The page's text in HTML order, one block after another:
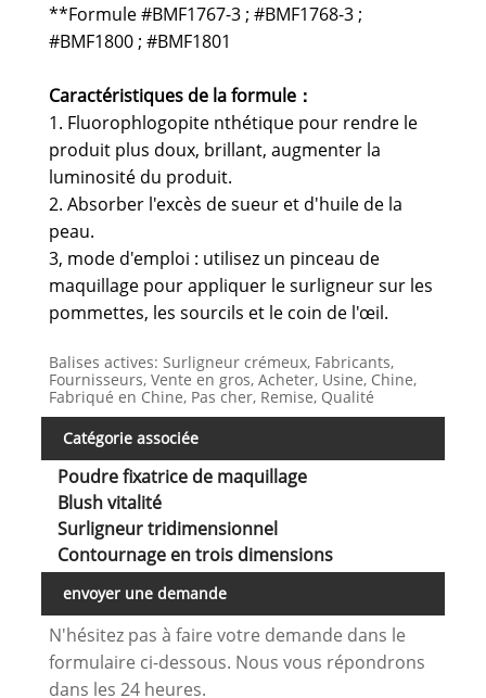
**Formule #BMF1767-3 ; #BMF1768-3 ;
#BMF1800 ; #BMF1801
Caractéristiques de la formule：
1. Fluorophlogopite nthétique pour rendre le
produit plus doux, brillant, augmenter la
luminosité du produit.
2. Absorber l'excès de sueur et d'huile de la
peau.
3, mode d'emploi : utilisez un pinceau de
maquillage pour appliquer le surligneur sur les
pommettes, les sourcils et le coin de l'œil.
Balises actives: Surligneur crémeux, Fabricants,
Fournisseurs, Vente en gros, Acheter, Usine, Chine,
Fabriqué en Chine, Pas cher, Remise, Qualité
Catégorie associée
Poudre fixatrice de maquillage
Blush vitalité
Surligneur tridimensionnel
Contournage en trois dimensions
envoyer une demande
N'hésitez pas à faire votre demande dans le
formulaire ci-dessous. Nous vous répondrons
dans les 24 heures.